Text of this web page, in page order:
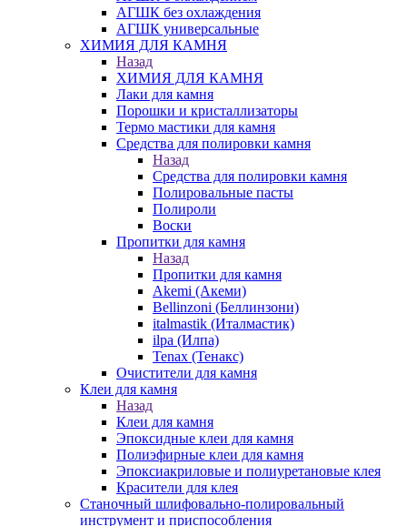
АГШК без охлаждения
АГШК универсальные
ХИМИЯ ДЛЯ КАМНЯ
Назад
ХИМИЯ ДЛЯ КАМНЯ
Лаки для камня
Порошки и кристаллизаторы
Термо мастики для камня
Средства для полировки камня
Назад
Средства для полировки камня
Полировальные пасты
Полироли
Воски
Пропитки для камня
Назад
Пропитки для камня
Akemi (Акеми)
Bellinzoni (Беллинзони)
italmastik (Италмастик)
ilpa (Илпа)
Tenax (Тенакс)
Очистители для камня
Клеи для камня
Назад
Клеи для камня
Эпоксидные клеи для камня
Полиэфирные клеи для камня
Эпоксиакриловые и полиуретановые клея
Красители для клея
Станочный шлифовально-полировальный
инструмент и приспособления